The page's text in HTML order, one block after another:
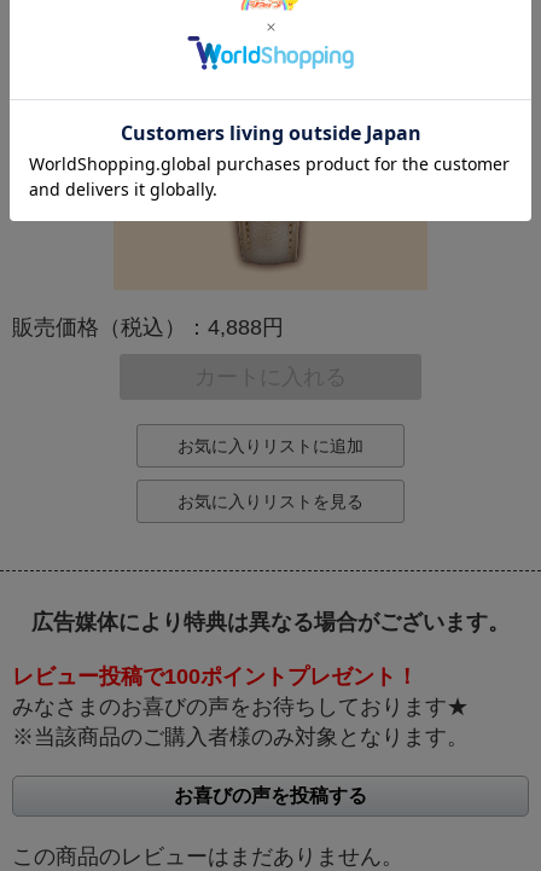
販売価格（税込）：4,888円
お気に入りリストに追加
お気に入りリストを見る
広告媒体により特典は異なる場合がございます。
レビュー投稿で100ポイントプレゼント！
みなさまのお喜びの声をお待ちしております★
※当該商品のご購入者様のみ対象となります。
お喜びの声を投稿する
この商品のレビューはまだありません。